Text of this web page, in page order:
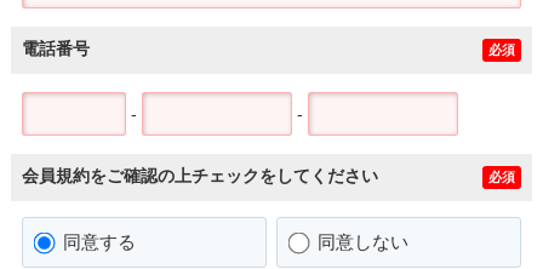
電話番号 必須
- -
会員規約をご確認の上チェックをしてください 必須
同意する 同意しない